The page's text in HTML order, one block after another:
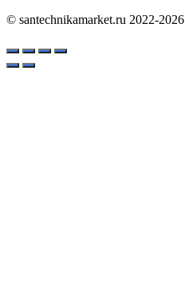
© santechnikamarket.ru 2022-2026